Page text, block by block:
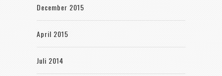
December 2015
April 2015
Juli 2014